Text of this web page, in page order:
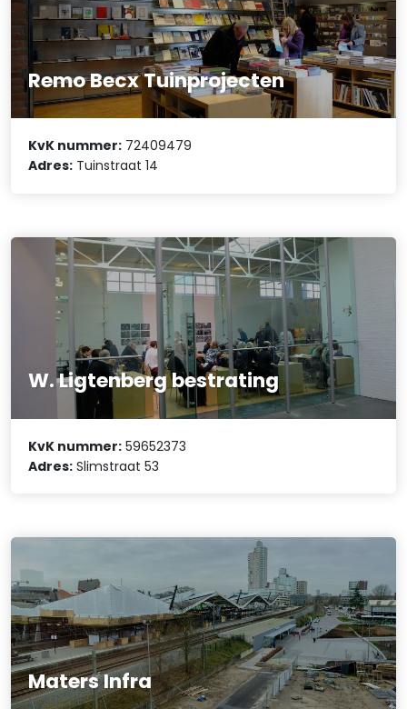
Remo Becx Tuinprojecten
KvK nummer: 72409479
Adres: Tuinstraat 14
W. Ligtenberg bestrating
KvK nummer: 59652373
Adres: Slimstraat 53
Maters Infra